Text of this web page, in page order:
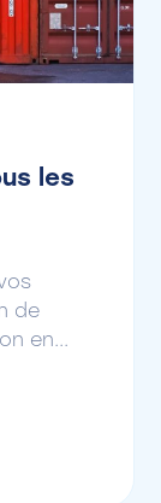
les
de
en...